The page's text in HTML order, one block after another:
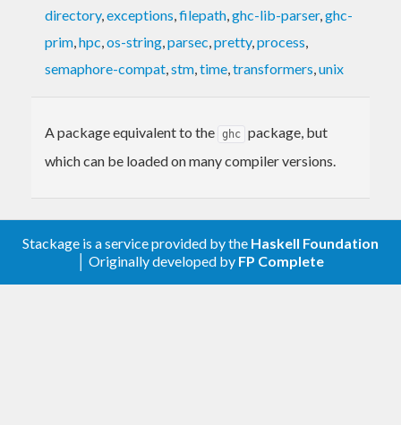
directory,exceptions,filepath,ghc-lib-parser,ghc-
prim,hpc,os-string,parsec,pretty,process,
semaphore-compat,stm,time,transformers,unix
A package equivalent to the ghc package, but
which can be loaded on many compiler versions.
Stackage is a service provided by the Haskell Foundation
│ Originally developed by FP Complete